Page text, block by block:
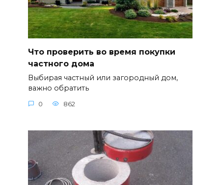
Что проверить во время покупки
частного дома
Выбирая частный или загородный дом,
важно обратить
0 862